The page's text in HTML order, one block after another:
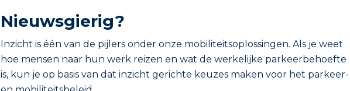
Nieuwsgierig?
Inzicht is één van de pijlers onder onze mobiliteitsoplossingen. Als je weet
hoe mensen naar hun werk reizen en wat de werkelijke parkeerbehoefte
is, kun je op basis van dat inzicht gerichte keuzes maken voor het parkeer-